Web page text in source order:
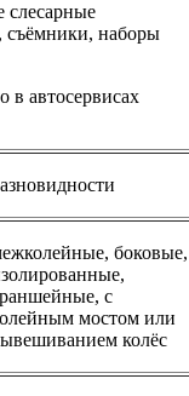
слесарные
съёмники, наборы
в автосервисах
боковые,
с
мостом или
колёс